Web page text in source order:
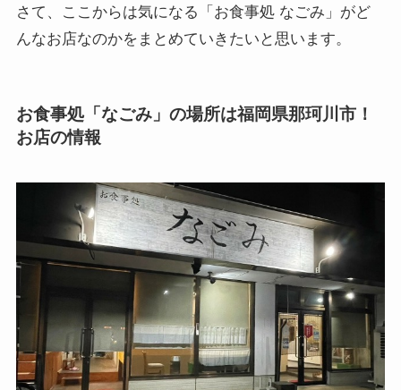
さて、ここからは気になる「お食事処 なごみ」がど
んなお店なのかをまとめていきたいと思います。
お食事処「なごみ」の場所は福岡県那珂川市！
お店の情報